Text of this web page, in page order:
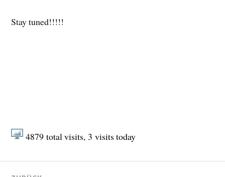
Stay tuned!!!!!
4879 total visits, 3 visits today